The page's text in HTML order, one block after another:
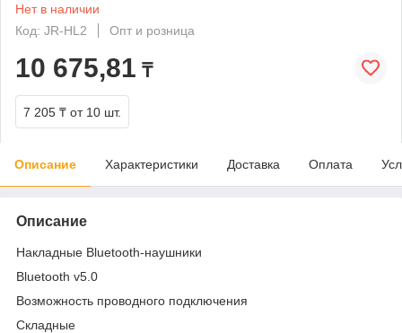
Нет в наличии
Код: JR-HL2
Опт и розница
10 675,81 ₸
7 205 ₸ от 10 шт.
Описание Характеристики Доставка Оплата
Описание
Накладные Bluetooth-наушники
Bluetooth v5.0
Возможность проводного подключения
Складные